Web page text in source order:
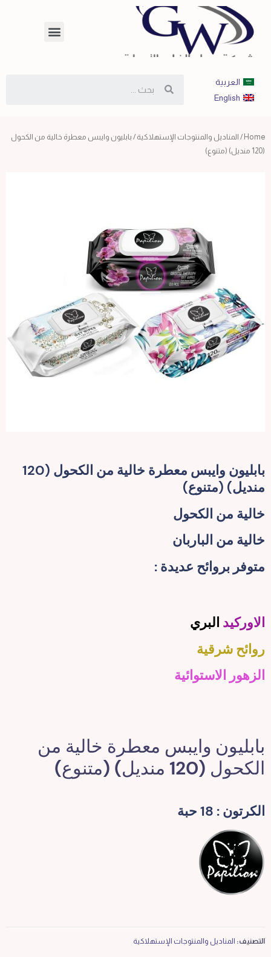
العربية
English
Home
/ المناديل والمنتوجات الإستهلاكية / بابليون وايبس معطرة خالية من الكحول
(120 منديل) (متنوع)
بابليون وايبس معطرة خالية من الكحول (120
منديل) (متنوع)
خالية من الكحول
خالية من الباربان
متوفر بروائح عديدة :
الاوركيد البري
روائح شرقية
الزهور الاستوائية
بابليون وايبس معطرة خالية من
الكحول (120 منديل) (متنوع)
الكرتون : 18 حبة
التصنيف: المناديل والمنتوجات الإستهلاكية